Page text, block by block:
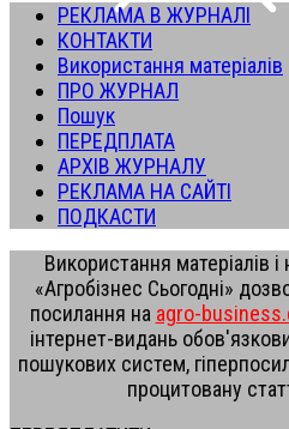
РЕКЛАМА В ЖУРНАЛІ
КОНТАКТИ
Використання матеріалів
ПРО ЖУРНАЛ
Пошук
ПЕРЕДПЛАТА
АРХІВ ЖУРНАЛУ
РЕКЛАМА НА САЙТІ
ПОДКАСТИ
Використання матеріалів
«Агробізнес Сьогодні»
посилання на agro-
інтернет-видань
пошукових систем,
процитовану